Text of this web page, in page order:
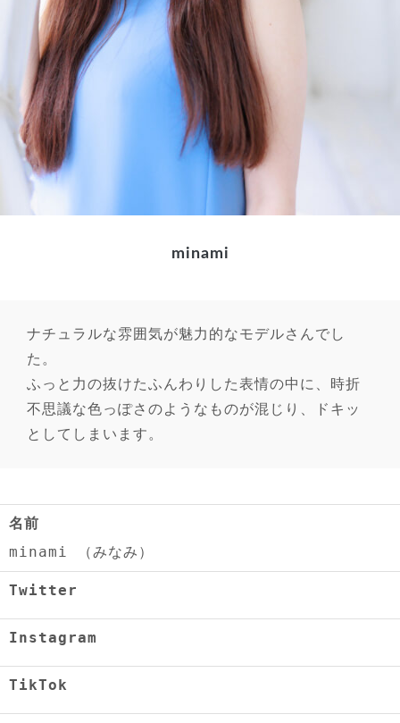
minami
ナチュラルな雰囲気が魅力的なモデルさんでし
た。
ふっと力の抜けたふんわりした表情の中に、時折
不思議な色っぽさのようなものが混じり、ドキッ
としてしまいます。
名前
minami （みなみ）
Twitter
Instagram
TikTok